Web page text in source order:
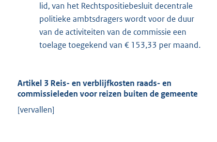
lid, van het Rechtspositiebesluit decentrale
politieke ambtsdragers wordt voor de duur
van de activiteiten van de commissie een
toelage toegekend van € 153,33 per maand.
Artikel 3 Reis- en verblijfkosten raads- en
commissieleden voor reizen buiten de gemeente
[vervallen]